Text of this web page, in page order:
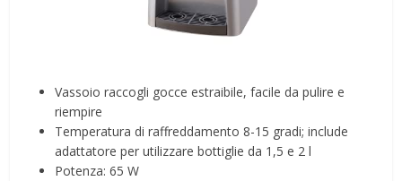
Vassoio raccogli gocce estraibile, facile da pulire e
riempire
Temperatura di raffreddamento 8-15 gradi; include
adattatore per utilizzare bottiglie da 1,5 e 2 l
Potenza: 65 W